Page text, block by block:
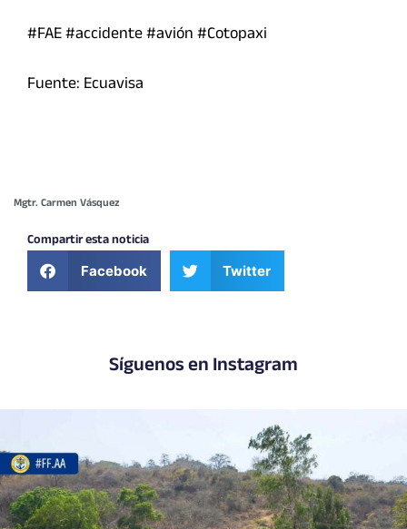
#FAE #accidente #avión #Cotopaxi
Fuente: Ecuavisa
Mgtr. Carmen Vásquez
Compartir esta noticia
Facebook Twitter
Síguenos en Instagram